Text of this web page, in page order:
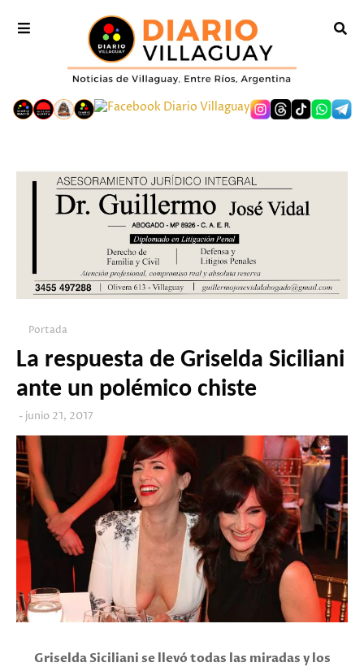
Portada
La respuesta de Griselda Siciliani
ante un polémico chiste
junio 21, 2017
Griselda Siciliani se llevó todas las miradas y los